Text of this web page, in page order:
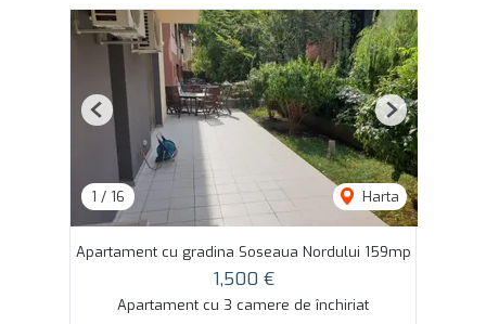
1 / 16 Harta
Previous Next
Apartament cu gradina Soseaua Nordului 159mp
1,500 €
Apartament cu 3 camere de închiriat